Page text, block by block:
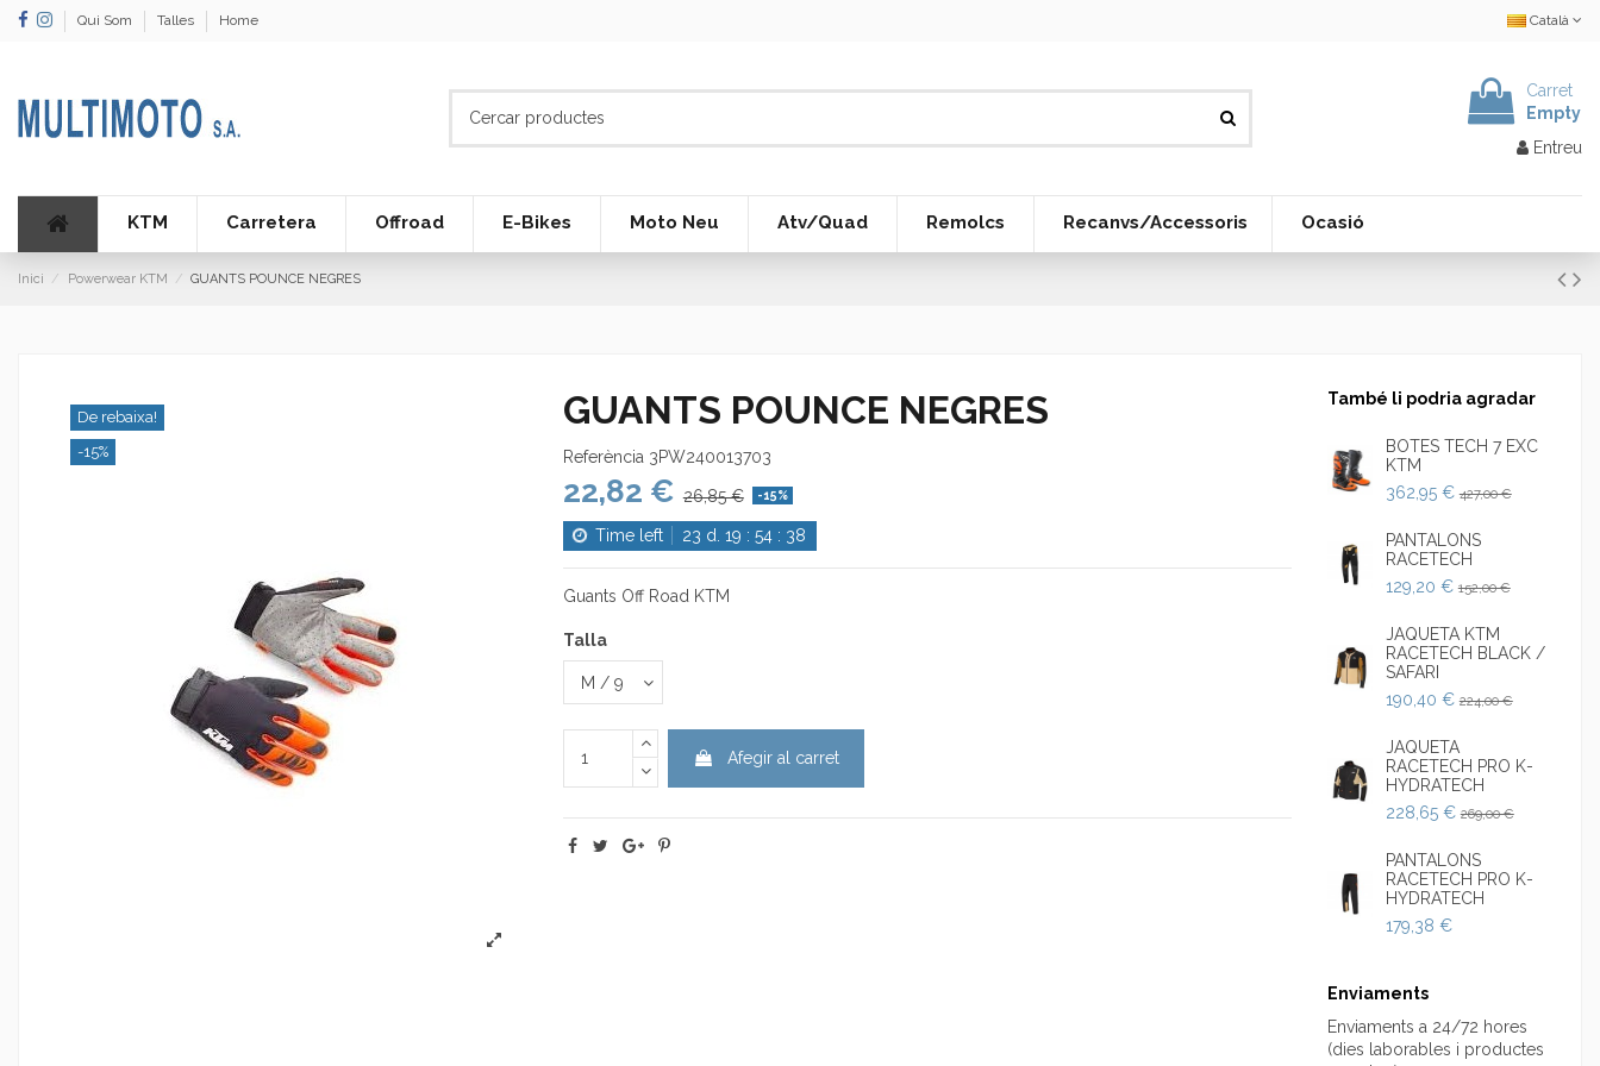
Qui Som Talles Home Català
Carret
Empty
Entreu
KTM Carretera Offroad E-Bikes Moto Neu Atv/Quad Remolcs Recanvs/Accessoris Ocasió
Inici Powerwear KTM GUANTS POUNCE NEGRES
De rebaixa!
-15%
GUANTS POUNCE NEGRES
Referència 3PW240013703
22,82 € 26,85 € -15%
Time left 23 d. 19 :54 : 37
Guants Off Road KTM
Talla
Afegir al carret
També li podria agradar
BOTES TECH 7 EXC
KTM
362,95 € 427,00 €
PANTALONS
RACETECH
129,20 € 152,00 €
JAQUETA KTM
RACETECH BLACK /
SAFARI
190,40 € 224,00 €
JAQUETA
RACETECH PRO K-
HYDRATECH
228,65 € 269,00 €
PANTALONS
RACETECH PRO K-
HYDRATECH
179,38 €
Enviaments
Enviaments a 24/72 hores
(dies laborables i productes